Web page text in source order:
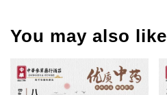
You may also like